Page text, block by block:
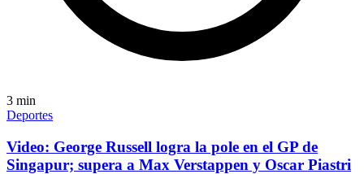
3 min
Deportes
Video: George Russell logra la pole en el GP de
Singapur; supera a Max Verstappen y Oscar Piastri